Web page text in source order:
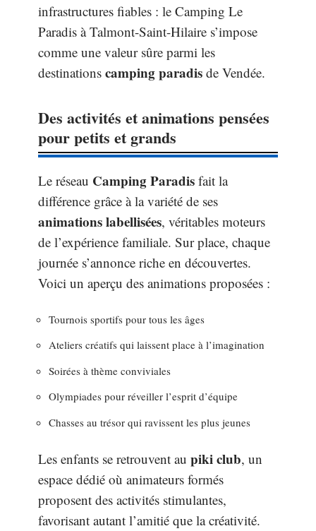
infrastructures fiables : le Camping Le
Paradis à Talmont-Saint-Hilaire s’impose
comme une valeur sûre parmi les
destinations camping paradis de Vendée.
Des activités et animations pensées
pour petits et grands
Le réseau Camping Paradis fait la
différence grâce à la variété de ses
animations labellisées, véritables moteurs
de l’expérience familiale. Sur place, chaque
journée s’annonce riche en découvertes.
Voici un aperçu des animations proposées :
Tournois sportifs pour tous les âges
Ateliers créatifs qui laissent place à l’imagination
Soirées à thème conviviales
Olympiades pour réveiller l’esprit d’équipe
Chasses au trésor qui ravissent les plus jeunes
Les enfants se retrouvent au piki club, un
espace dédié où animateurs formés
proposent des activités stimulantes,
favorisant autant l’amitié que la créativité.